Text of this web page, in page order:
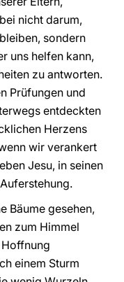
nicht darum,
sondern
uns helfen kann,
zu antworten.
Prüfungen und
entdeckten
Herzens
wir verankert
Jesu, in seinen
Bäume gesehen,
zum Himmel
einem Sturm